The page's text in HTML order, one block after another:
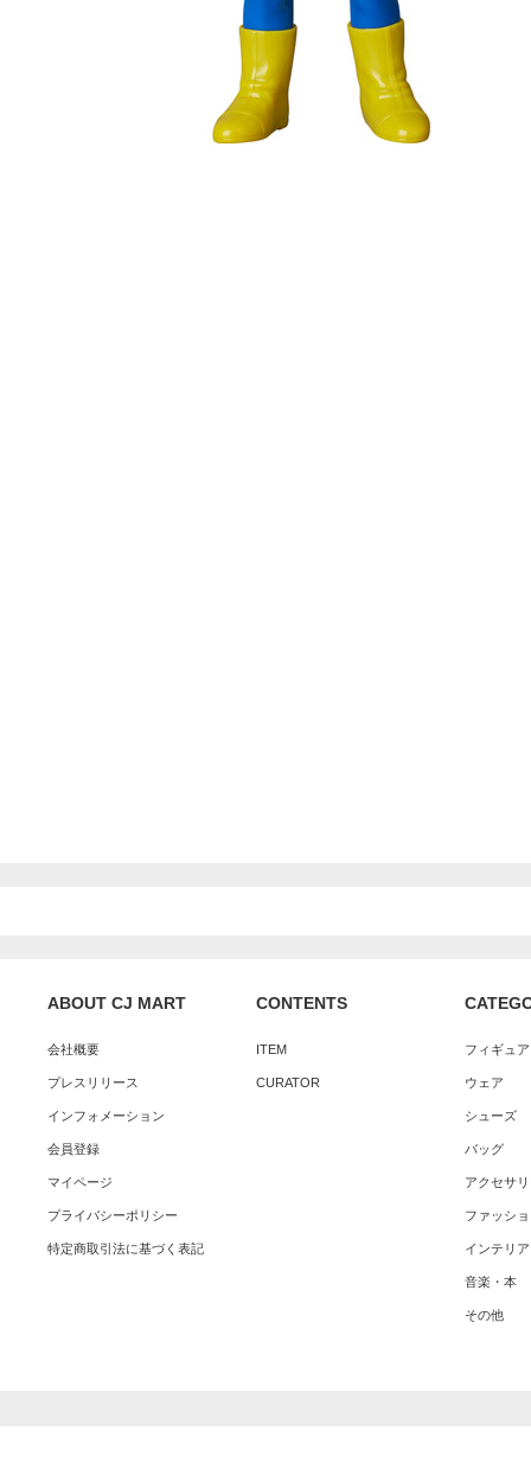
ABOUT CJ MART
会社概要
プレスリリース
インフォメーション
会員登録
マイページ
プライバシーポリシー
特定商取引法に基づく表記
CONTENTS
ITEM
CURATOR
フィギュ
ウェア
シューズ
バッグ
アクセサ
ファッシ
インテリア
音楽・本
その他